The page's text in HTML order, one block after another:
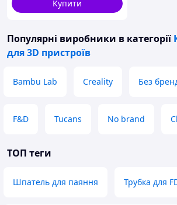
Купити
Популярні виробники в категорії
для 3D пристроїв
Bambu Lab Creality Без
F&D Tucans No brand
ТОП теги
Шпатель для паяння Трубка для